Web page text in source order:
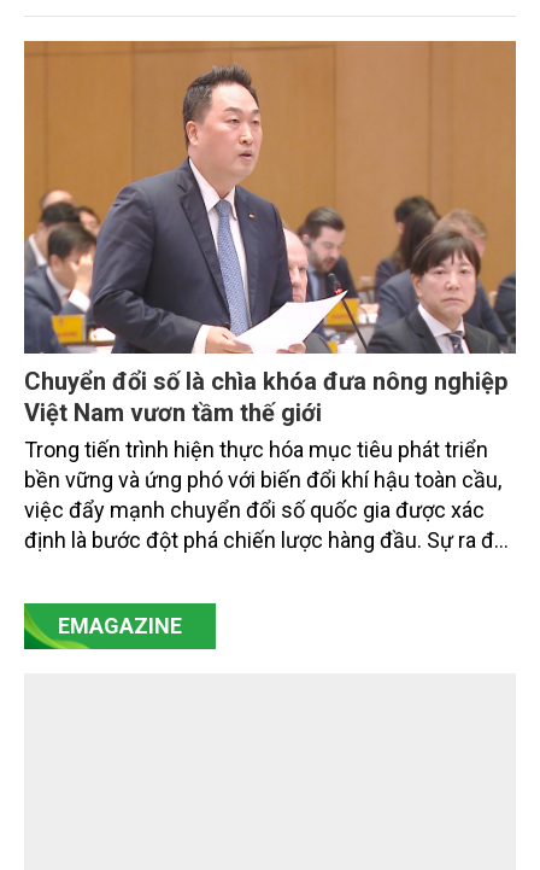
trình thu hút sự tham gia của đông đảo đại biểu đến
từ các cơ quan quản lý nhà nước, đơn vị nghiên cứu,
doanh nghiệp, hợp tác xã và nông dân đang trực
tiếp triển khai mô hình sản xuất lúa phát thải thấp.
Chuyển đổi số là chìa khóa đưa nông nghiệp
Việt Nam vươn tầm thế giới
Trong tiến trình hiện thực hóa mục tiêu phát triển
bền vững và ứng phó với biến đổi khí hậu toàn cầu,
việc đẩy mạnh chuyển đổi số quốc gia được xác
định là bước đột phá chiến lược hàng đầu. Sự ra đời
mạnh mẽ, thúc đẩy quá trình cải cách toàn diện,
minh bạch hóa chuỗi cung ứng và nâng cao hiệu
EMAGAZINE